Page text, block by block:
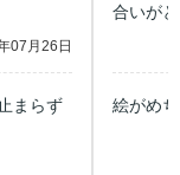
07月26日
まらず
合いが
絵がめ